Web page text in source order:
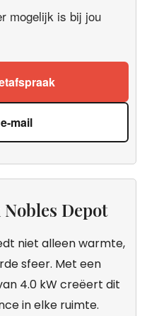
mogelijk is bij jou
mail
Depot
niet alleen warmte,
sfeer. Met een
4.0 kW creëert dit
in elke ruimte.